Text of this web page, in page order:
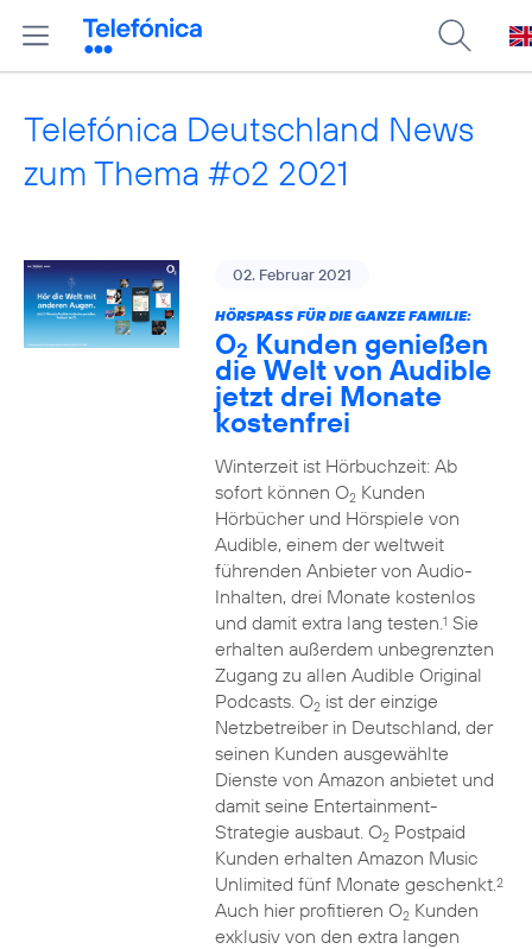
Telefónica Deutschland News
zum Thema #o2 2021
02. Februar 2021
HÖRSPASS FÜR DIE GANZE FAMILIE:
O2 Kunden genießen
die Welt von Audible
jetzt drei Monate
kostenfrei
Winterzeit ist Hörbuchzeit: Ab
sofort können O2Kunden
Hörbücher und Hörspiele von
Audible, einem der weltweit
führenden Anbieter von Audio-
Inhalten, drei Monate kostenlos
und damit extra lang testen.1 Sie
erhalten außerdem unbegrenzten
Zugang zu allen Audible Original
Podcasts. O2ist der einzige
Netzbetreiber in Deutschland, der
seinen Kunden ausgewählte
Dienste von Amazon anbietet und
damit seine Entertainment-
Strategie ausbaut. O2Postpaid
Kunden erhalten Amazon Music
Unlimited fünf Monate geschenkt.2
Auch hier profitieren O2Kunden
exklusiv von den extra langen